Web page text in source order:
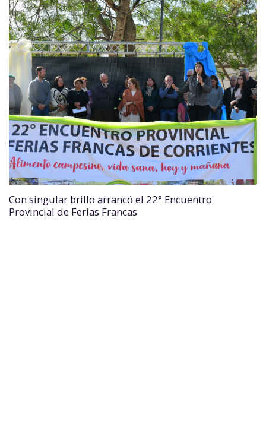
Con singular brillo arrancó el 22° Encuentro
Provincial de Ferias Francas